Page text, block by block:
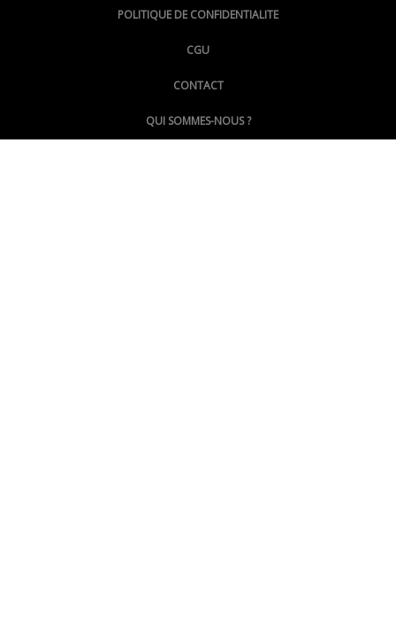
@LePoingMontpellier
POLITIQUE DE CONFIDENTIALITE
CGU
CONTACT
QUI SOMMES-NOUS ?